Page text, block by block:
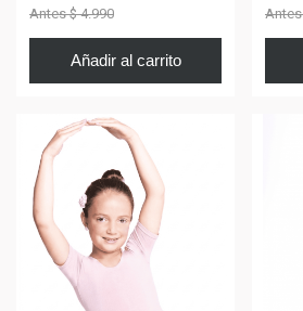
Antes $ 4.990
Añadir al carrito
Antes